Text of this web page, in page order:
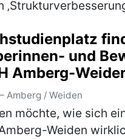
Jahreskrankenh…
und
Amberg-
und
Amberg / Weiden
möchte, wie sich
Weiden